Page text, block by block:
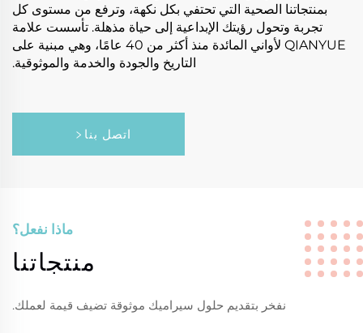
بمنتجاتنا الصحية التي تحتفي بكل نكهة، وترفع من مستوى كل
تجربة وتحول رؤيتك الإبداعية إلى حياة مذهلة. تأسست علامة
QIANYUE لأواني المائدة منذ أكثر من 40 عامًا، وهي مبنية على
التاريخ والجودة والخدمة والموثوقية.
اتصل بنا
ماذا نفعل؟
منتجاتنا
نفخر بتقديم حلول سيراميك موثوقة تضيف قيمة لعملك.